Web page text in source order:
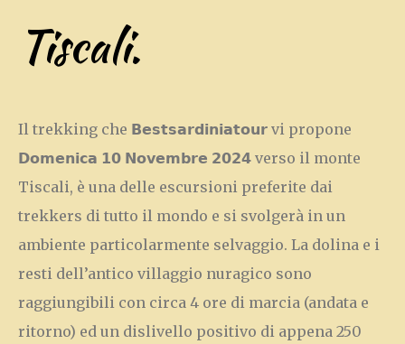
Tiscali.
Il trekking che 𝗕𝗲𝘀𝘁𝘀𝗮𝗿𝗱𝗶𝗻𝗶𝗮𝘁𝗼𝘂𝗿 vi propone
𝗗𝗼𝗺𝗲𝗻𝗶𝗰𝗮 𝟭𝟬 𝗡𝗼𝘃𝗲𝗺𝗯𝗿𝗲 𝟮𝟬𝟮𝟰 verso il monte
Tiscali, è una delle escursioni preferite dai
trekkers di tutto il mondo e si svolgerà in un
ambiente particolarmente selvaggio. La dolina e i
resti dell’antico villaggio nuragico sono
raggiungibili con circa 4 ore di marcia (andata e
ritorno) ed un dislivello positivo di appena 250